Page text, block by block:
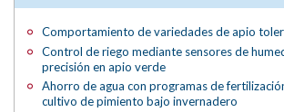
Comportamiento de variedades de apio
Control de riego mediante sensores de
precisión en apio verde
Ahorro de agua con programas de
cultivo de pimiento bajo invernadero